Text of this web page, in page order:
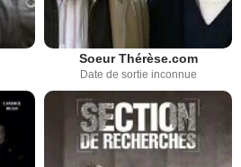
Soeur Thérèse.com
Date de sortie inconnue